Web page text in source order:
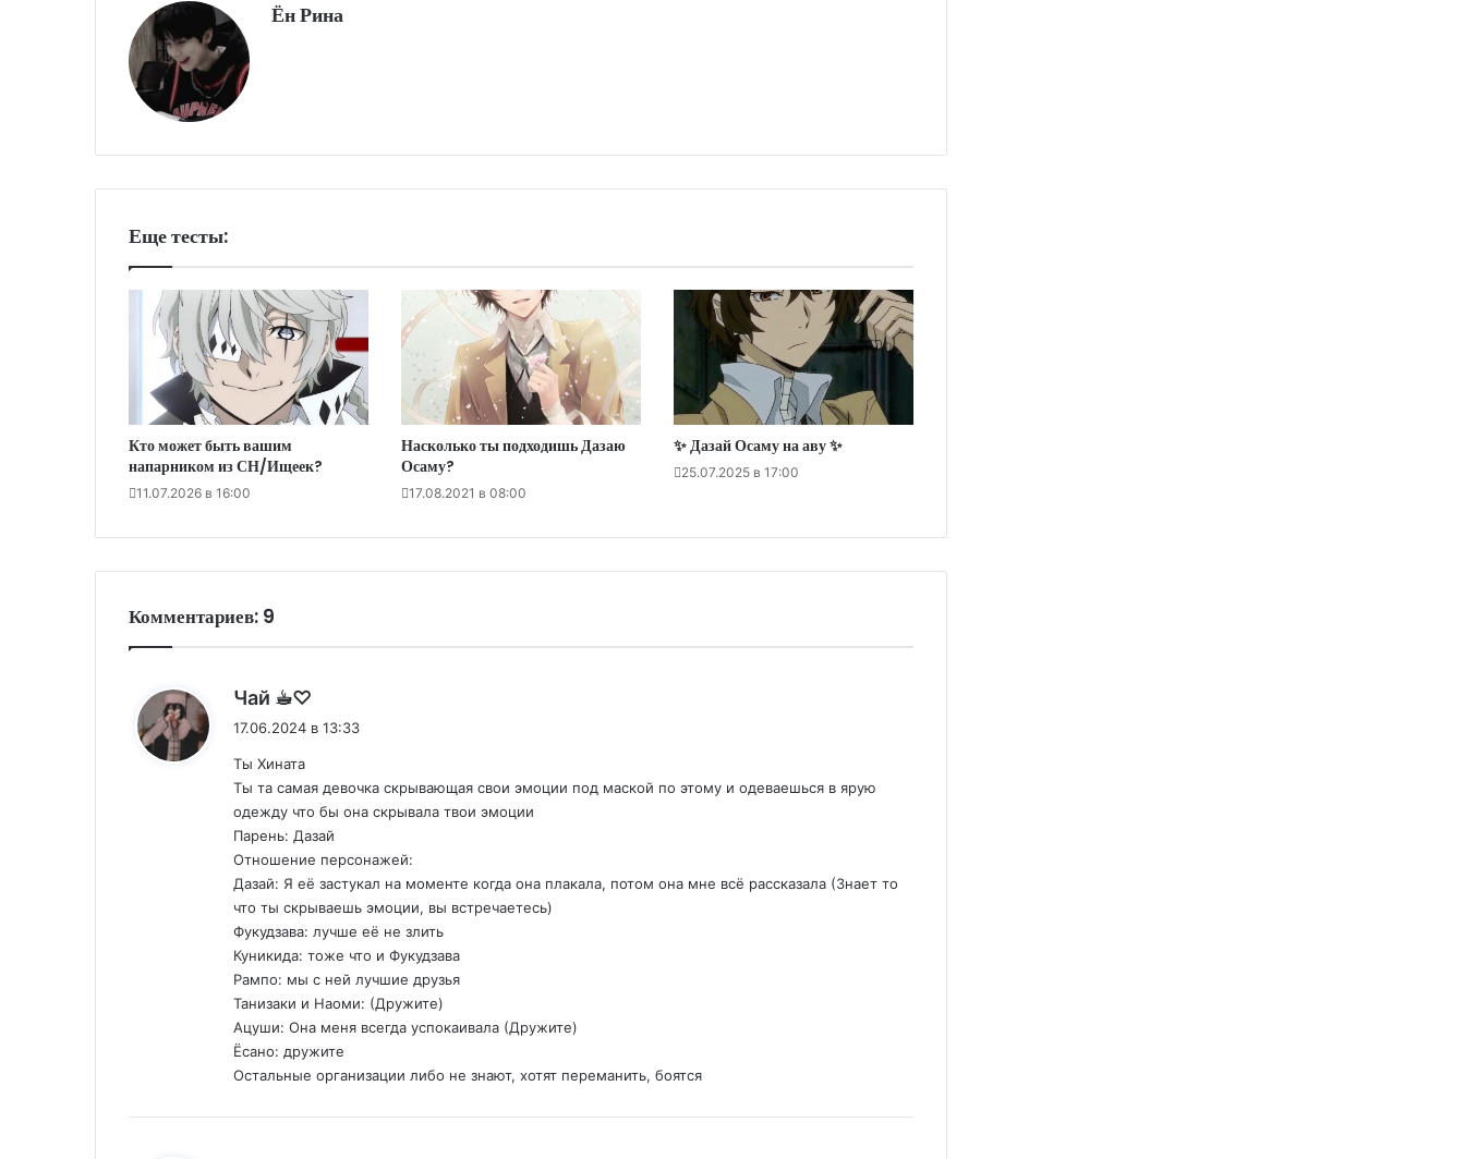
Ён Рина
Еще тесты:
Кто может быть вашим
напарником из СН/Ищеек?
11.07.2026 в 16:00
Насколько ты подходишь Дазаю
Осаму?
17.08.2021 в 08:00
✨ Дазай Осаму на аву ✨
25.07.2025 в 17:00
Комментариев: 9
Чай ☕︎♡︎
17.06.2024 в 13:33
Ты Хината
Ты та самая девочка скрывающая свои эмоции под маской по этому и одеваешься в ярую
одежду что бы она скрывала твои эмоции
Парень: Дазай
Отношение персонажей:
Дазай: Я её застукал на моменте когда она плакала, потом она мне всё рассказала (Знает то
что ты скрываешь эмоции, вы встречаетесь)
Фукудзава: лучше её не злить
Куникида: тоже что и Фукудзава
Рампо: мы с ней лучшие друзья
Танизаки и Наоми: (Дружите)
Ацуши: Она меня всегда успокаивала (Дружите)
Ёсано: дружите
Остальные организации либо не знают, хотят переманить, боятся